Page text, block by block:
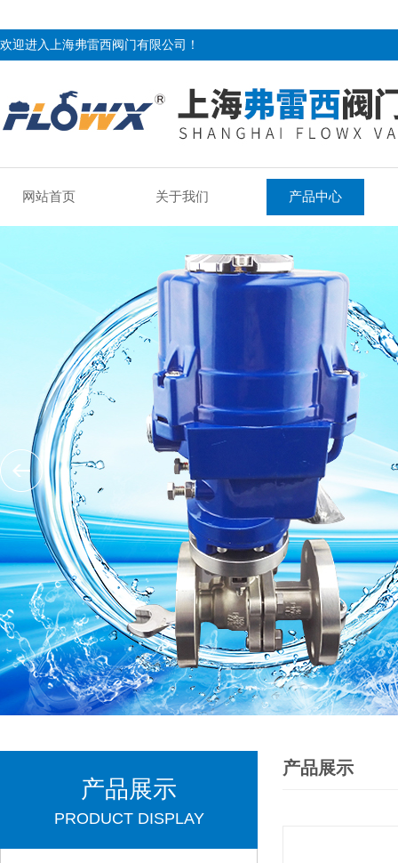
欢迎进入上海弗雷西阀门有限公司！
网站首页 关于我们 产品中心
产品展示
产品展示
PRODUCT DISPLAY